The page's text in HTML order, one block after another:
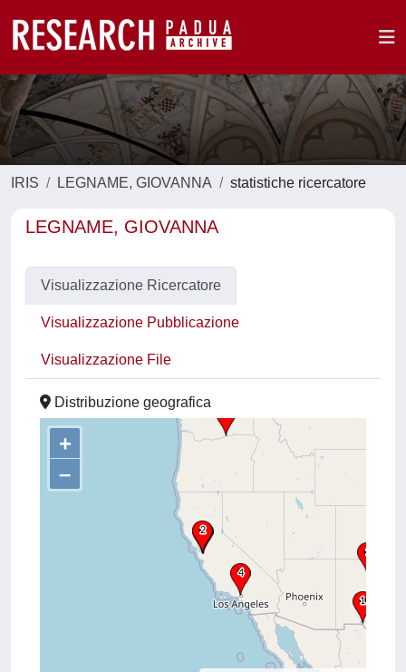
IRIS LEGNAME, GIOVANNA statistiche ricercatore
LEGNAME, GIOVANNA
Visualizzazione Ricercatore
Visualizzazione Pubblicazione
Visualizzazione File
Distribuzione geografica
+
–